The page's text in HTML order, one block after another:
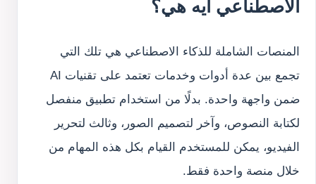
الاصطناعي ايه هي؟
المنصات الشاملة للذكاء الاصطناعي هي تلك التي
تجمع بين عدة أدوات وخدمات تعتمد على تقنيات AI
ضمن واجهة واحدة. بدلًا من استخدام تطبيق منفصل
لكتابة النصوص، وآخر لتصميم الصور، وثالث لتحرير
الفيديو، يمكن للمستخدم القيام بكل هذه المهام من
خلال منصة واحدة فقط.